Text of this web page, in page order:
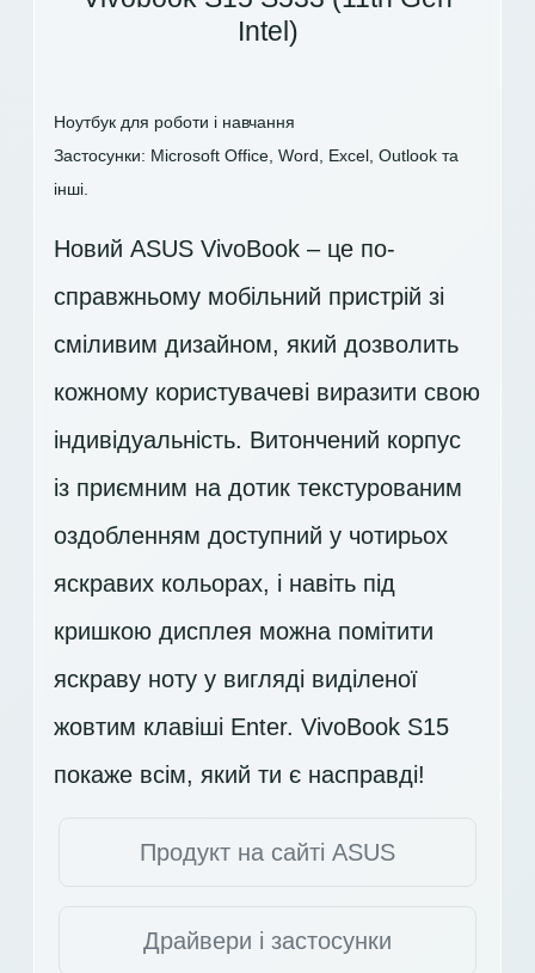
Intel)
Ноутбук для роботи і навчання
Застосунки: Microsoft Office, Word, Excel, Outlook та
інші.
Новий ASUS VivoBook – це по-
справжньому мобільний пристрій зі
сміливим дизайном, який дозволить
кожному користувачеві виразити свою
індивідуальність. Витончений корпус
із приємним на дотик текстурованим
оздобленням доступний у чотирьох
яскравих кольорах, і навіть під
кришкою дисплея можна помітити
яскраву ноту у вигляді виділеної
жовтим клавіші Enter. VivoBook S15
покаже всім, який ти є насправді!
Продукт на сайті ASUS
Драйвери і застосунки